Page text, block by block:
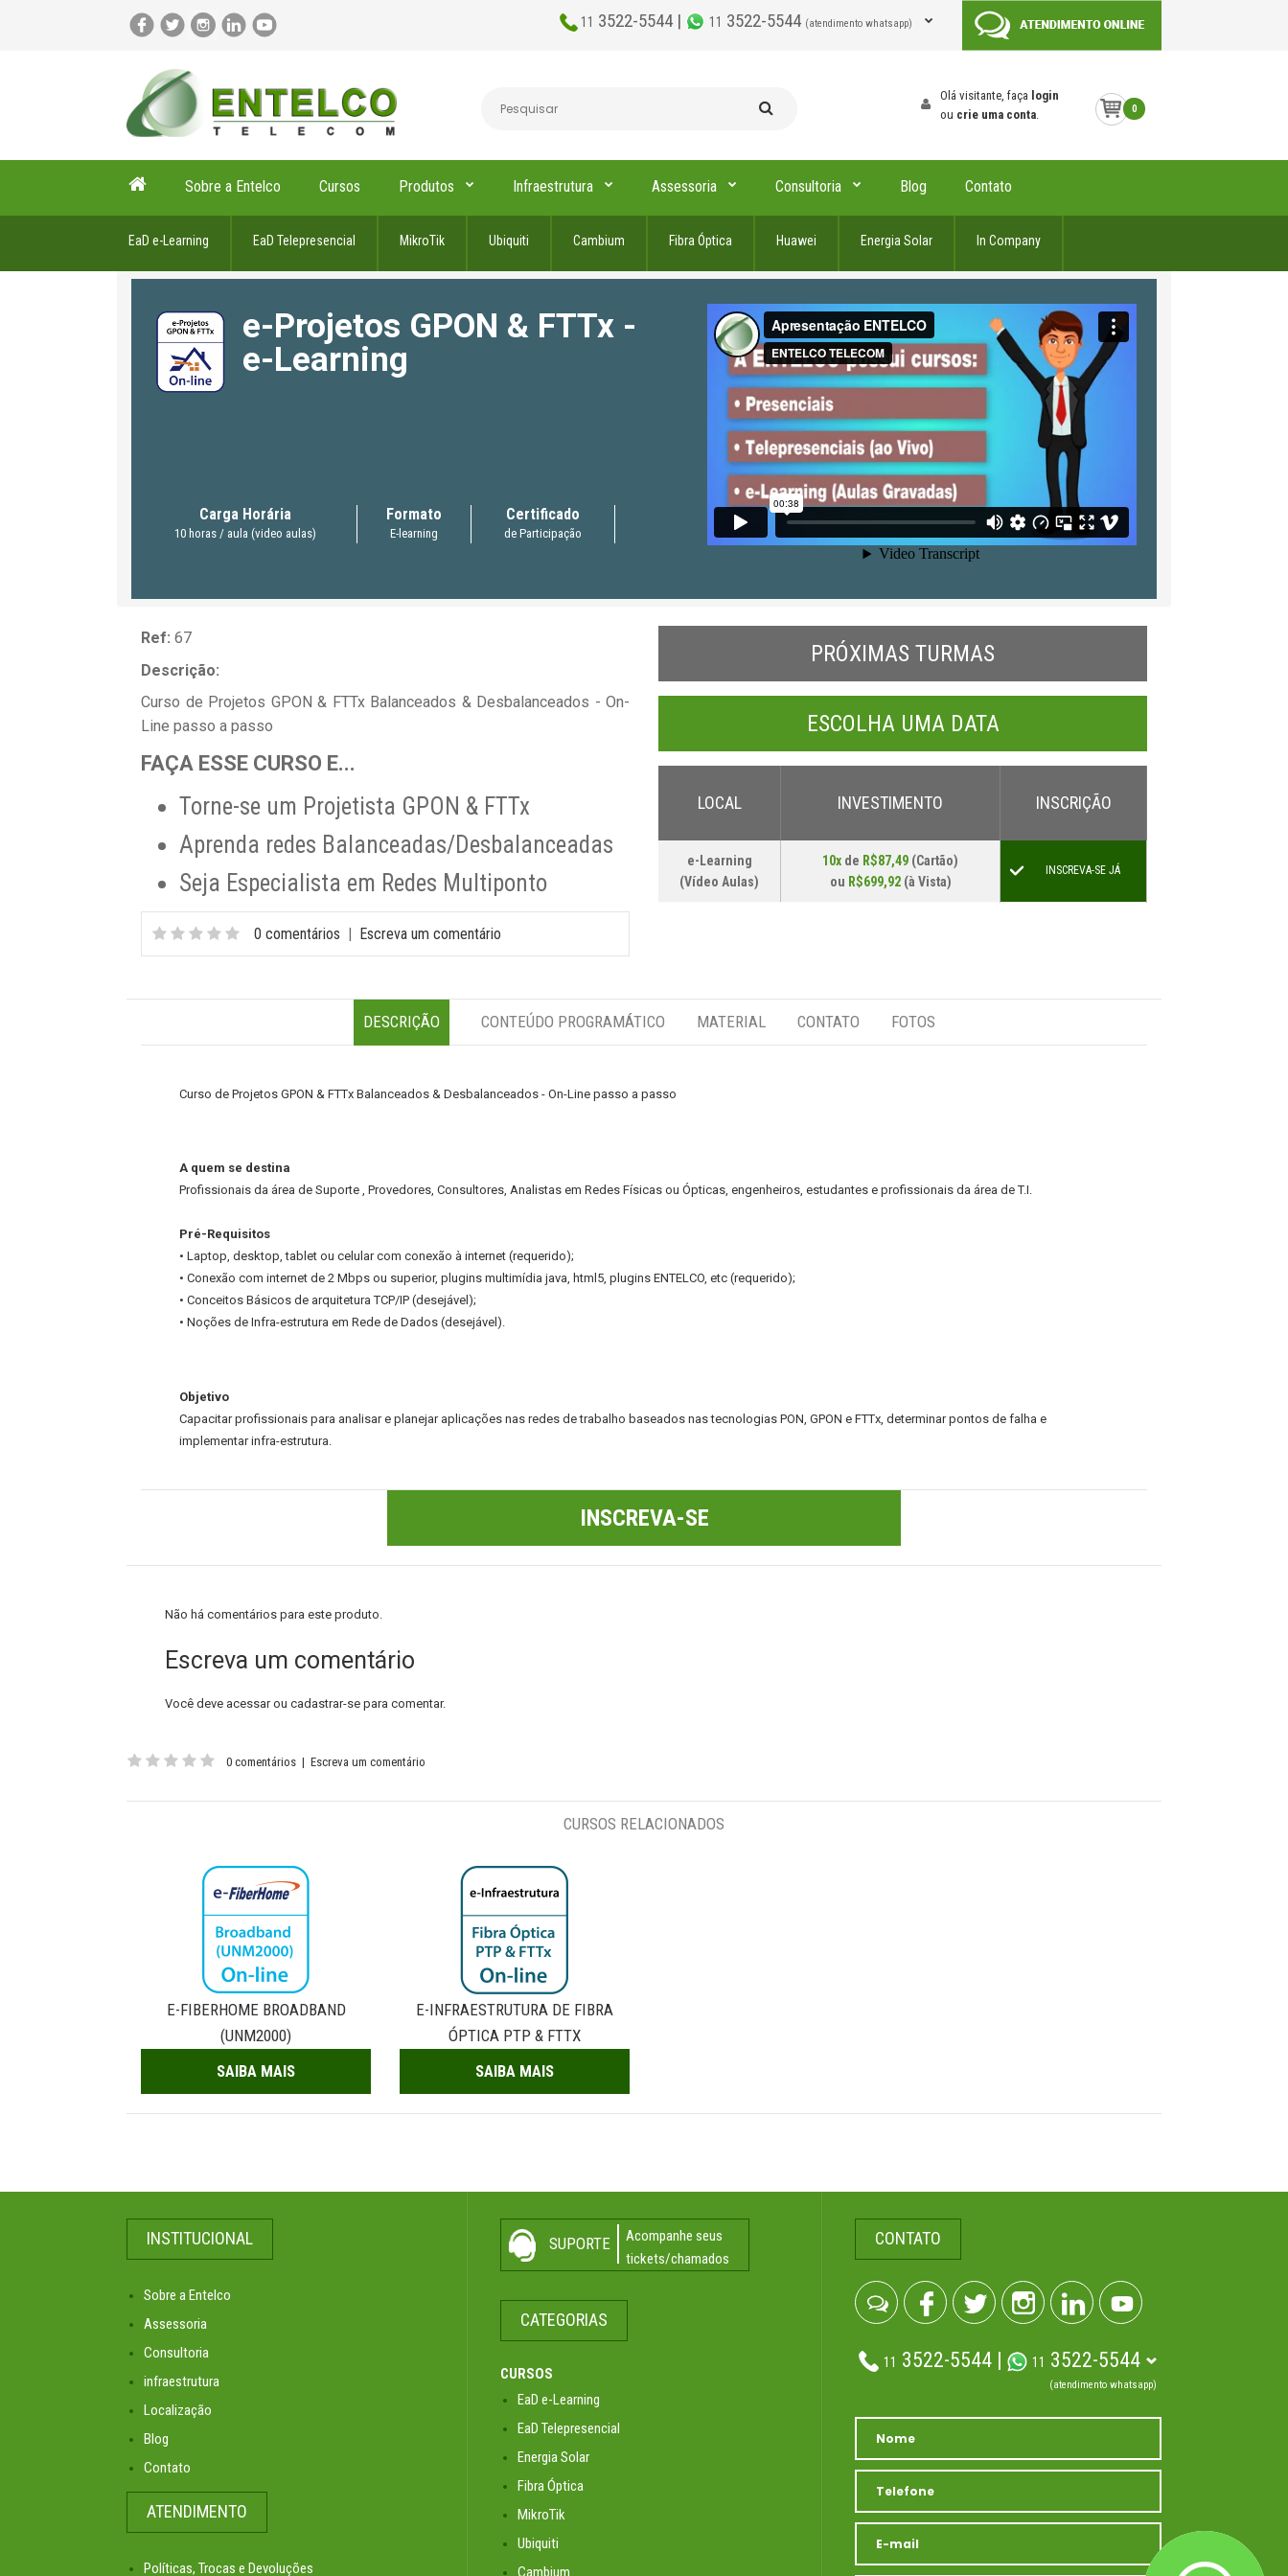
11 3522-5544 | 11 3522-5544 (atendimento whatsapp)
0
Olá visitante, faça login
ou crie uma conta.
Sobre a Entelco Cursos Produtos Infraestrutura Assessoria Consultoria Blog Contato
EaD e-Learning EaD Telepresencial MikroTik Ubiquiti Cambium Fibra Óptica Huawei Energia Solar In Company
e-Projetos GPON & FTTx -
e-Learning
Carga Horária
10 horas / aula (video aulas)
Formato
E-learning
Certificado
de Participação
Ref: 67
Descrição:
Curso de Projetos GPON & FTTx Balanceados & Desbalanceados - On-
Line passo a passo
FAÇA ESSE CURSO E...
Torne-se um Projetista GPON & FTTx
Aprenda redes Balanceadas/Desbalanceadas
Seja Especialista em Redes Multiponto
0 comentários | Escreva um comentário
PRÓXIMAS TURMAS
ESCOLHA UMA DATA
LOCAL INVESTIMENTO INSCRIÇÃO
e-Learning
(Vídeo Aulas)
10x de R$87,49 (Cartão)
ou R$699,92(à Vista)
INSCREVA-SE JÁ
DESCRIÇÃO CONTEÚDO PROGRAMÁTICO MATERIAL CONTATO FOTOS
Curso de Projetos GPON & FTTx Balanceados & Desbalanceados - On-Line passo a passo
A quem se destina
Profissionais da área de Suporte , Provedores, Consultores, Analistas em Redes Físicas ou Ópticas, engenheiros, estudantes e profissionais da área de T.I.
Pré-Requisitos
• Laptop, desktop, tablet ou celular com conexão à internet (requerido);
• Conexão com internet de 2 Mbps ou superior, plugins multimídia java, html5, plugins ENTELCO, etc (requerido);
• Conceitos Básicos de arquitetura TCP/IP (desejável);
• Noções de Infra-estrutura em Rede de Dados (desejável).
Objetivo
Capacitar profissionais para analisar e planejar aplicações nas redes de trabalho baseados nas tecnologias PON, GPON e FTTx, determinar pontos de falha e
implementar infra-estrutura.
INSCREVA-SE
Não há comentários para este produto.
Escreva um comentário
Você deve acessarou cadastrar-se para comentar.
0 comentários | Escreva um comentário
CURSOS RELACIONADOS
E-FIBERHOME BROADBAND
(UNM2000)
SAIBA MAIS
E-INFRAESTRUTURA DE FIBRA
ÓPTICA PTP & FTTX
SAIBA MAIS
INSTITUCIONAL
Sobre a Entelco
Assessoria
Consultoria
infraestrutura
Localização
Blog
Contato
ATENDIMENTO
Políticas, Trocas e Devoluções
SUPORTE
Acompanhe seus
tickets/chamados
CATEGORIAS
CURSOS
EaD e-Learning
EaD Telepresencial
Energia Solar
Fibra Óptica
MikroTik
Ubiquiti
Cambium
CONTATO
11 3522-5544 | 11 3522-5544
(atendimento whatsapp)